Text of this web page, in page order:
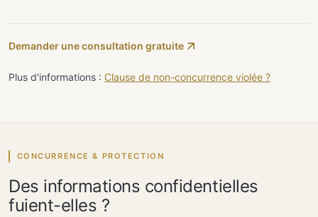
Demander une consultation gratuite
Plus d'informations : Clause de non-concurrence violée ?
CONCURRENCE & PROTECTION
Des informations confidentielles
fuient-elles ?